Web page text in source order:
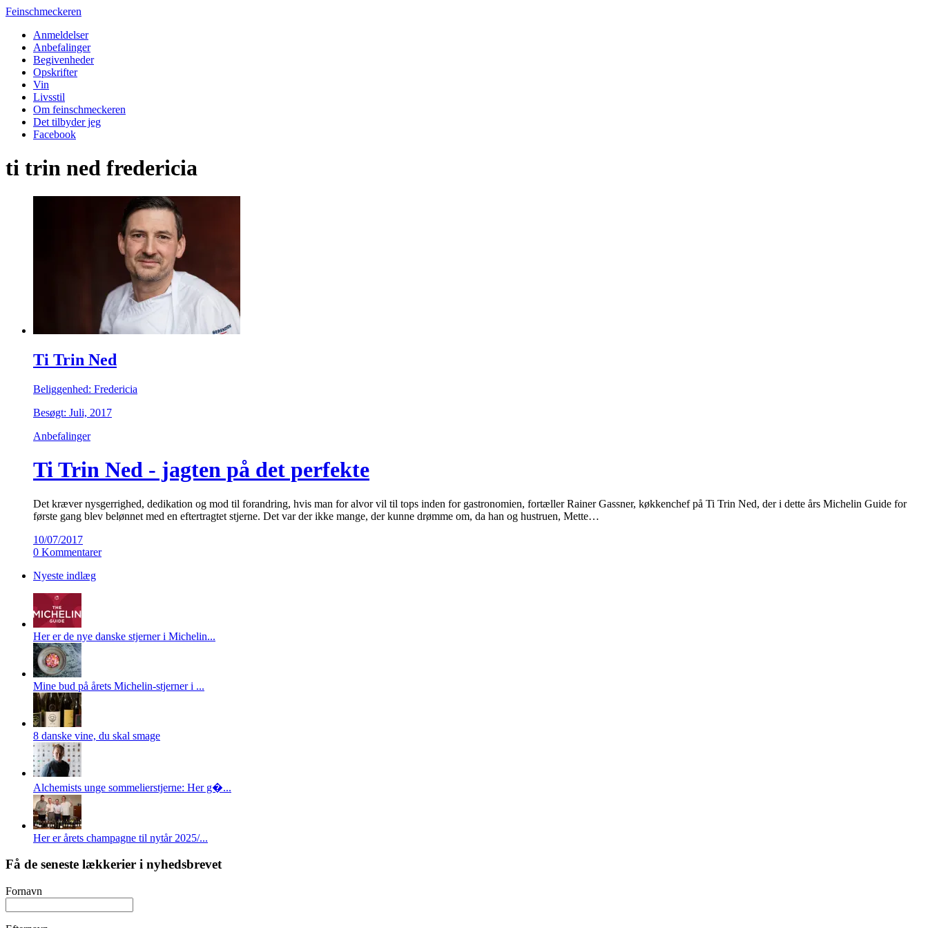
Feinschmeckeren
Anmeldelser
Anbefalinger
Begivenheder
Opskrifter
Vin
Livsstil
Om feinschmeckeren
Det tilbyder jeg
Facebook
ti trin ned fredericia
Ti Trin Ned
Beliggenhed: Fredericia
Besøgt: Juli, 2017
Anbefalinger
Ti Trin Ned - jagten på det perfekte
Det kræver nysgerrighed, dedikation og mod til forandring, hvis man for alvor vil til tops inden for gastronomien, fortæller Rainer Gassner, køkkenchef på Ti Trin Ned, der i dette års Michelin Guide for
første gang blev belønnet med en eftertragtet stjerne. Det var der ikke mange, der kunne drømme om, da han og hustruen, Mette…
10/07/2017
0 Kommentarer
Nyeste indlæg
Her er de nye danske stjerner i Michelin...
Mine bud på årets Michelin-stjerner i ...
8 danske vine, du skal smage
Alchemists unge sommelierstjerne: Her g�...
Her er årets champagne til nytår 2025/...
Få de seneste lækkerier i nyhedsbrevet
Fornavn